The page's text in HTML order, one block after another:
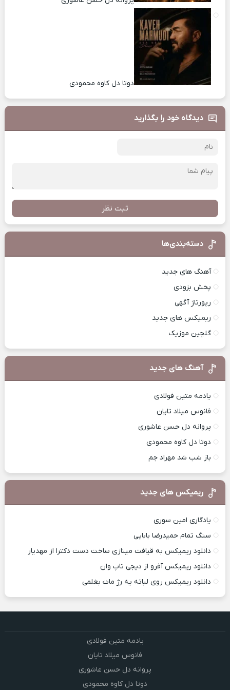
دوتا دل کاوه محمودی
دیدگاه خود را بگذارید
ثبت نظر
دسته‌بندی‌ها
آهنگ های جدید
پخش بزودی
رپورتاژ آگهی
ریمیکس های جدید
گلچین موزیک
آهنگ های جدید
یادمه متین فولادی
فانوس میلاد تایان
پروانه دل حسن عاشوری
دوتا دل کاوه محمودی
باز شب شد مهراد جم
ریمیکس های جدید
یادگاری امین سوری
سنگ تمام حمیدرضا بابایی
دانلود ریمیکس به قیافت مینازی ساخت دست دکترا از مهدیار
دانلود ریمیکس آفرو از ديجی تاپ وان
دانلود ریمیکس روی لباته یه رژ مات بغلمی
یادمه متین فولادی
فانوس میلاد تایان
پروانه دل حسن عاشوری
دوتا دل کاوه محمودی